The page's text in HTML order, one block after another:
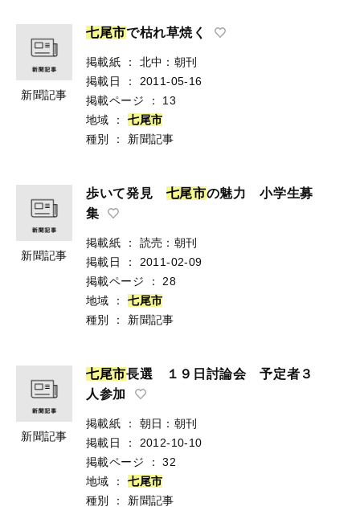
新聞記事
七尾市で枯れ草焼く
掲載紙 ：
北中：朝刊
掲載日
：
2011-05-16
掲載ページ
：
13
地域
： 七尾市
種別
： 新聞記事
新聞記事
歩いて発見 七尾市の魅力 小学生募
集
掲載紙 ：
読売：朝刊
掲載日
：
2011-02-09
掲載ページ
：
28
地域
： 七尾市
種別
： 新聞記事
新聞記事
七尾市長選 １９日討論会 予定者３
人参加
掲載紙 ：
朝日：朝刊
掲載日
：
2012-10-10
掲載ページ
：
32
地域
： 七尾市
種別
： 新聞記事